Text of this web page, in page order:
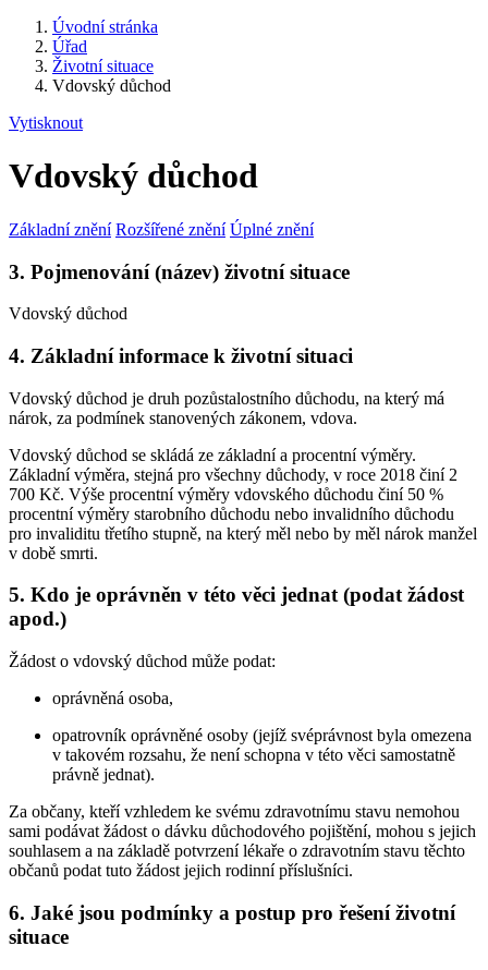
Úvodní stránka
Úřad
Životní situace
Vdovský důchod
Vytisknout
Vdovský důchod
Základní znění Rozšířené znění Úplné znění
3. Pojmenování (název) životní situace
Vdovský důchod
4. Základní informace k životní situaci
Vdovský důchod je druh pozůstalostního důchodu, na který má
nárok, za podmínek stanovených zákonem, vdova.
Vdovský důchod se skládá ze základní a procentní výměry.
Základní výměra, stejná pro všechny důchody, v roce 2018 činí 2
700 Kč. Výše procentní výměry vdovského důchodu činí 50 %
procentní výměry starobního důchodu nebo invalidního důchodu
pro invaliditu třetího stupně, na který měl nebo by měl nárok manžel
v době smrti.
5. Kdo je oprávněn v této věci jednat (podat žádost
apod.)
Žádost o vdovský důchod může podat:
oprávněná osoba,
opatrovník oprávněné osoby (jejíž svéprávnost byla omezena
v takovém rozsahu, že není schopna v této věci samostatně
právně jednat).
Za občany, kteří vzhledem ke svému zdravotnímu stavu nemohou
sami podávat žádost o dávku důchodového pojištění, mohou s jejich
souhlasem a na základě potvrzení lékaře o zdravotním stavu těchto
občanů podat tuto žádost jejich rodinní příslušníci.
6. Jaké jsou podmínky a postup pro řešení životní
situace